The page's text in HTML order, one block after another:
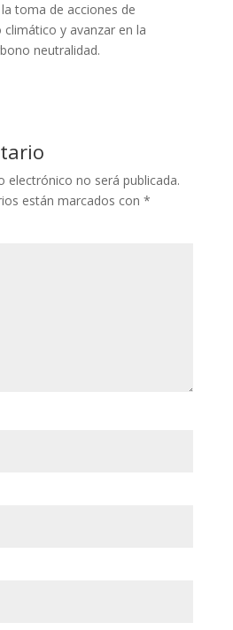
toma de acciones de
y avanzar en la
neutralidad.
electrónico no será publicada.
están marcados con *